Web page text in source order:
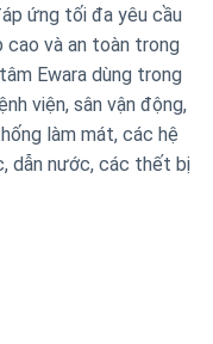
ứng tối đa yêu cầu
cao và an toàn trong
Ewara dùng trong
viện, sân vận động,
làm mát, các hệ
dẫn nước, các thết bị